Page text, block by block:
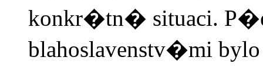
konkr�tn� situaci.
blahoslavenstv�mi